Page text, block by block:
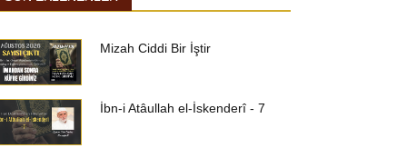
Mizah Ciddi Bir İştir
İbn-i Atâullah el-İskenderî - 7